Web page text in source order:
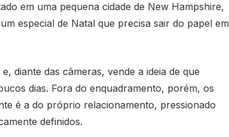
em uma pequena cidade de New Hampshire,
especial de Natal que precisa sair do papel em
diante das câmeras, vende a ideia de que
dias. Fora do enquadramento, porém, os
é a do próprio relacionamento, pressionado
definidos.